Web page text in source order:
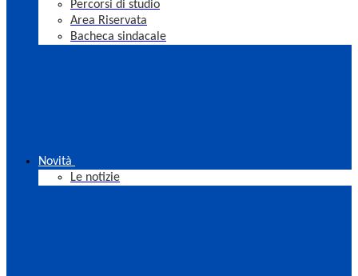
Percorsi di studio
Area Riservata
Bacheca sindacale
Novità
Le notizie